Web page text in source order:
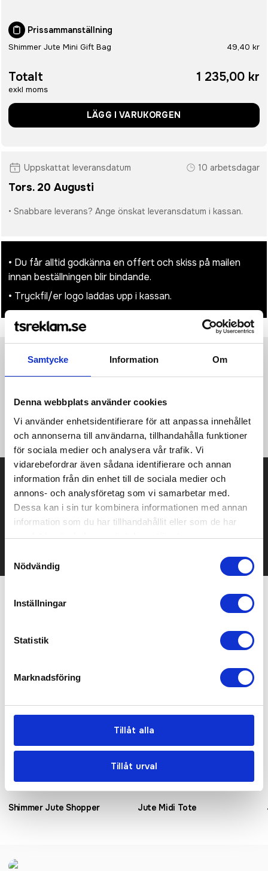
Samtycke Information Om
Denna webbplats använder cookies
Vi använder enhetsidentifierare för att anpassa innehållet
och annonserna till användarna, tillhandahålla funktioner
för sociala medier och analysera vår trafik. Vi
vidarebefordrar även sådana identifierare och annan
information från din enhet till de sociala medier och
annons- och analysföretag som vi samarbetar med.
Dessa kan i sin tur kombinera informationen med annan
information som du har tillhandahållit eller som de har
samlat in när du har använt deras tjänster.
Nödvändig
Inställningar
Statistik
Marknadsföring
Tillåt alla
Tillåt urval
Prissammanställning
Shimmer Jute Mini Gift Bag 49,40 kr
Totalt
exkl moms
1 235,00 kr
LÄGG I VARUKORGEN
Uppskattat leveransdatum 10 arbetsdagar
Tors. 20 Augusti
• Snabbare leverans? Ange önskat leveransdatum i kassan.
• Du får alltid godkänna en offert och skiss på mailen
innan beställningen blir bindande.
• Tryckfil/er logo laddas upp i kassan.
Produktinformation
·98% jute (laminerad), 2% metalliserade fibrer ·Guldskimrade
·Mått: 26 x 22 x 14 cm ·Maximal tryckyta: 18 x 14 cm.
Prisuppgift på mailen?
Kontakta oss här för att få förslag på produkt och pris över
Det går också utmärkt att bara ställa frågor!
Relaterade produkter
Shimmer Jute Shopper Jute Midi Tote